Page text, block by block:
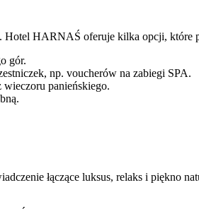
Hotel HARNAŚ oferuje kilka opcji,
gór.
np. voucherów na zabiegi SPA.
panieńskiego.
łączące luksus, relaks i piękno